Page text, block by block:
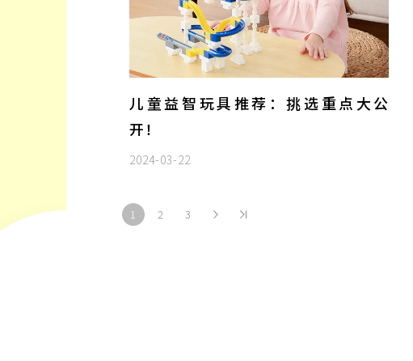
儿童益智玩具推荐：挑选重点大公
开！
2024-03-22
1 2 3